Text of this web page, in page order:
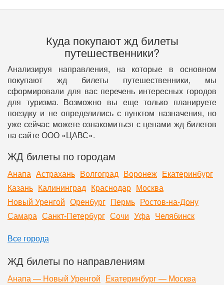
Куда покупают жд билеты
путешественники?
Анализируя направления, на которые в основном
покупают жд билеты путешественники, мы
сформировали для вас перечень интересных городов
для туризма. Возможно вы еще только планируете
поездку и не определились с пунктом назначения, но
уже сейчас можете ознакомиться с ценами жд билетов
на сайте ООО «ЦАВС».
ЖД билеты по городам
Анапа Астрахань Волгоград Воронеж Екатеринбург
Казань Калининград Краснодар Москва
Новый Уренгой Оренбург Пермь Ростов-на-Дону
Самара Санкт-Петербург Сочи Уфа Челябинск
Все города
ЖД билеты по направлениям
Анапа — Новый Уренгой Екатеринбург — Москва